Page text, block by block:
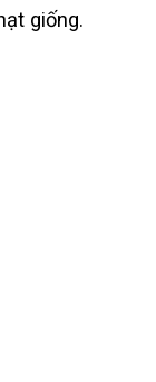
giống.